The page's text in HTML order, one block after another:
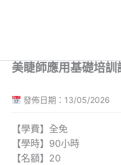
美睫師應用基礎培訓
發佈日期：13/05/2026
【學費】全免
【學時】90小時
【名額】20